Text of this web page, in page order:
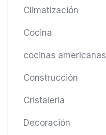
Climatización
Cocina
cocinas americanas
Construcción
Cristaleria
Decoración